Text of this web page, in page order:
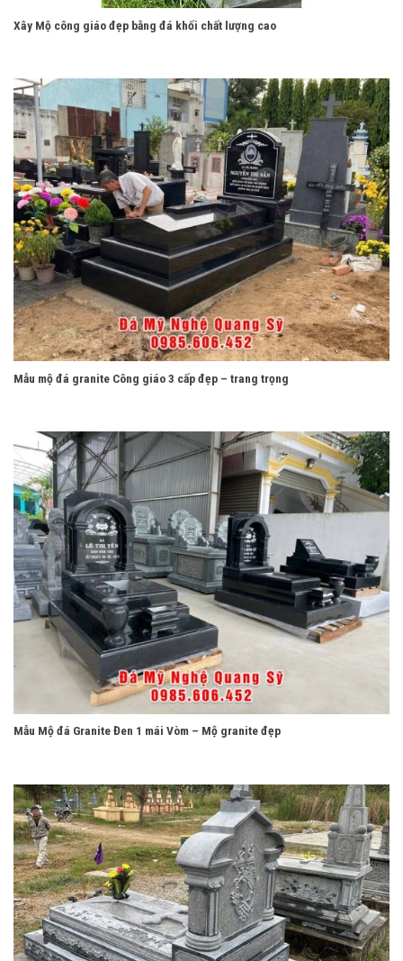
Xây Mộ công giáo đẹp bằng đá khối chất lượng cao
Mẫu mộ đá granite Công giáo 3 cấp đẹp – trang trọng
Mẫu Mộ đá Granite Đen 1 mái Vòm – Mộ granite đẹp